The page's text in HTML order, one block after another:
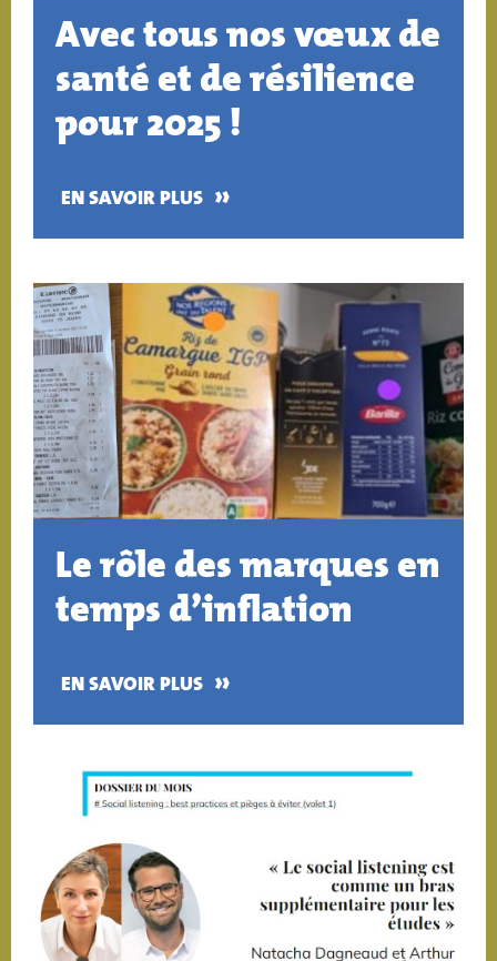
Avec tous nos vœux de
santé et de résilience
pour 2025 !
EN SAVOIR PLUS »
Le rôle des marques en
temps d’inflation
EN SAVOIR PLUS »